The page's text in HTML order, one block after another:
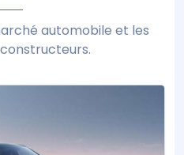
automobile et les